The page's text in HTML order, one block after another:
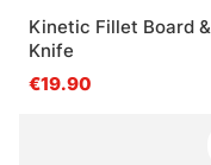
Kinetic Fillet Board &
Knife
€19.90